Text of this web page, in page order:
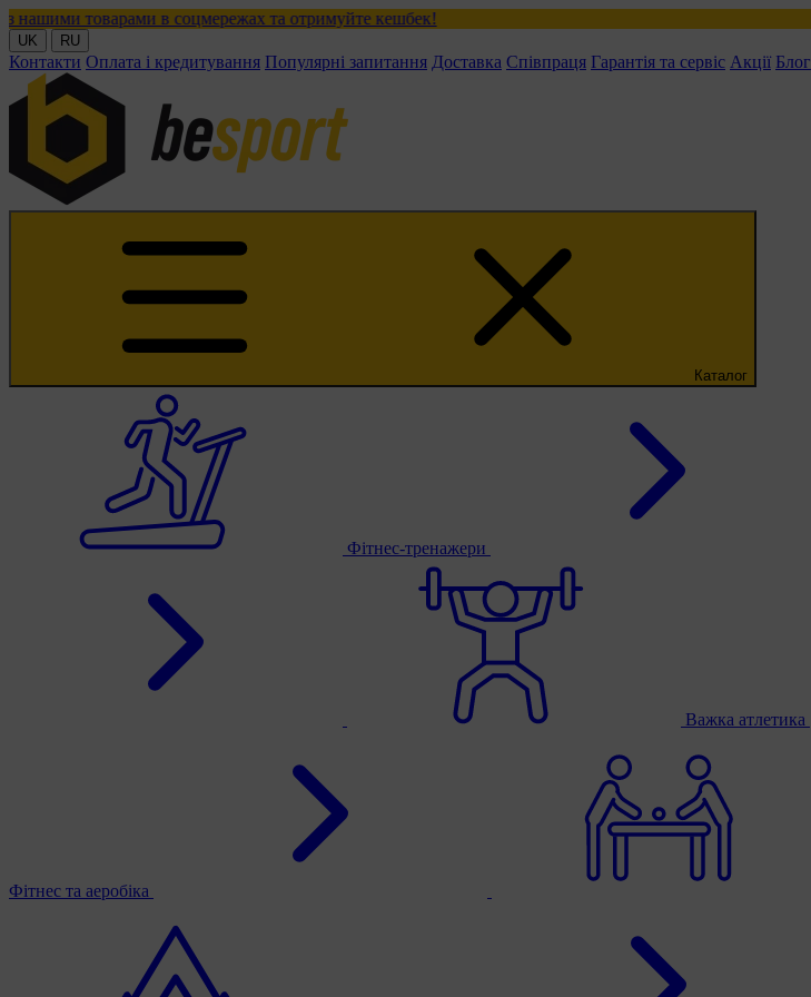
в соцмережах та отримуйте кешбек!
UK RU
Контакти Оплата і кредитування Популярні запитання Доставка Співпраця Гарантія та сервіс Акції Блог
Каталог
Фітнес-тренажери
Важка атлетика
Фітнес та аеробіка